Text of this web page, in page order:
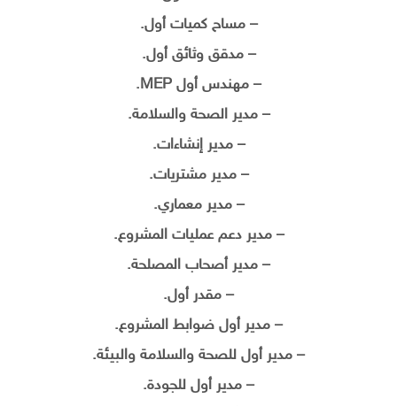
– مساح كميات أول.
– مدقق وثائق أول.
– مهندس أول MEP.
– مدير الصحة والسلامة.
– مدير إنشاءات.
– مدير مشتريات.
– مدير معماري.
– مدير دعم عمليات المشروع.
– مدير أصحاب المصلحة.
– مقدر أول.
– مدير أول ضوابط المشروع.
– مدير أول للصحة والسلامة والبيئة.
– مدير أول للجودة.